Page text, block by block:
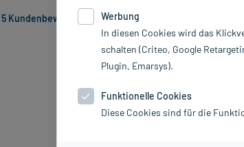
4.8
5 Kundenbewertungen*Werbung
In diesen Cookies wird das
schalten (Criteo, Google
Plugin, Emarsys).
Funktionelle Cookies
Diese Cookies sind für die